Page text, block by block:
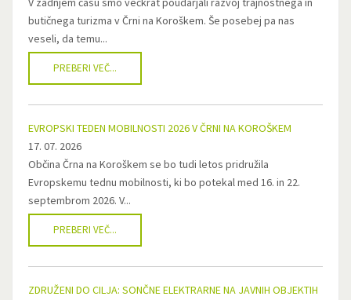
butičnega turizma v Črni na Koroškem. Še posebej pa nas
veseli, da temu...
PREBERI VEČ...
EVROPSKI TEDEN MOBILNOSTI 2026 V ČRNI NA KOROŠKEM
17. 07. 2026
Občina Črna na Koroškem se bo tudi letos pridružila
Evropskemu tednu mobilnosti, ki bo potekal med 16. in 22.
septembrom 2026. V...
PREBERI VEČ...
ZDRUŽENI DO CILJA: SONČNE ELEKTRARNE NA JAVNIH OBJEKTIH